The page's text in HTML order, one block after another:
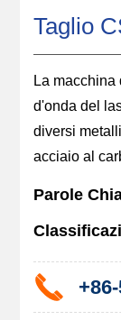
Taglio
La
d'onda del
diversi
acciaio al
Parole